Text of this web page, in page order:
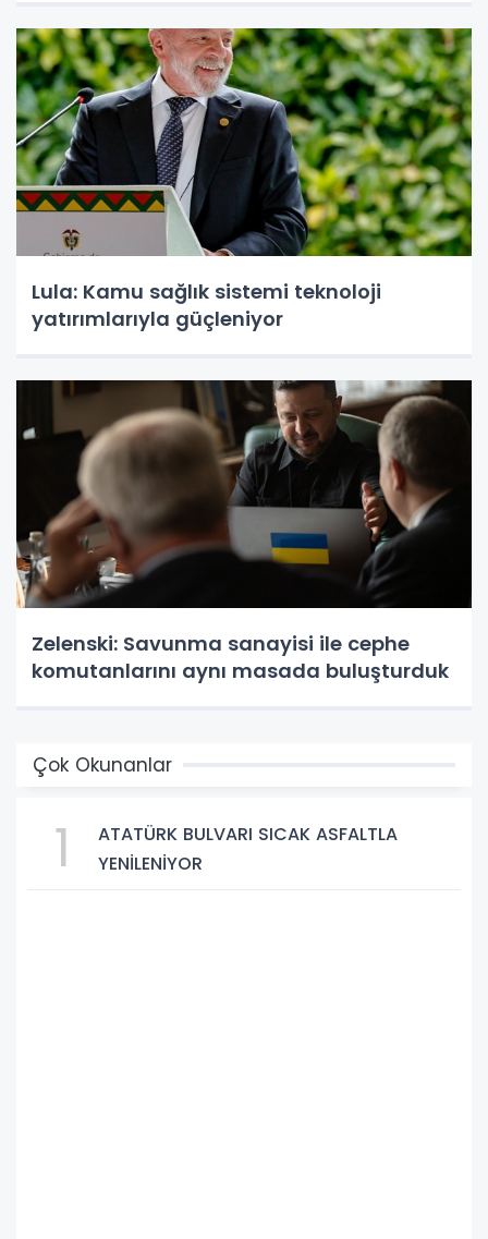
Lula: Kamu sağlık sistemi teknoloji
yatırımlarıyla güçleniyor
Zelenski: Savunma sanayisi ile cephe
komutanlarını aynı masada buluşturduk
Çok Okunanlar
1
ATATÜRK BULVARI SICAK ASFALTLA
YENİLENİYOR